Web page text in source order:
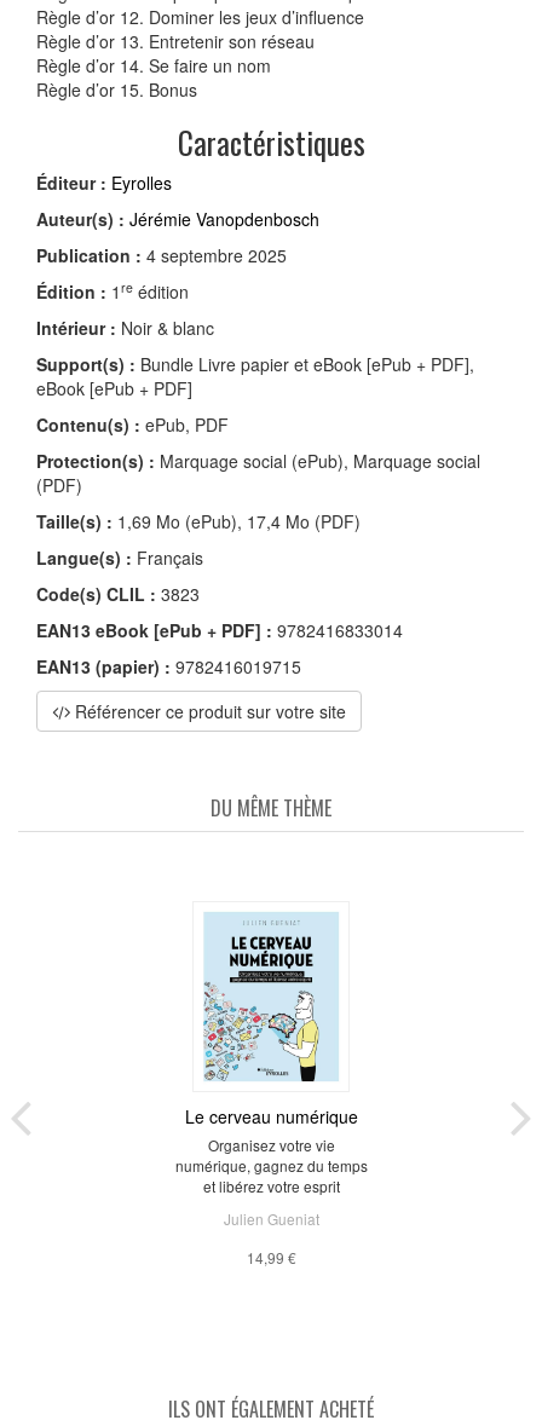
Règle d’or 12. Dominer les jeux d’influence
Règle d’or 13. Entretenir son réseau
Règle d’or 14. Se faire un nom
Règle d’or 15. Bonus
Caractéristiques
Éditeur : Eyrolles
Auteur(s) : Jérémie Vanopdenbosch
Publication : 4 septembre 2025
Édition : 1 re édition
Intérieur : Noir & blanc
Support(s) : Bundle Livre papier et eBook [ePub + PDF],
eBook [ePub + PDF]
Contenu(s) : ePub, PDF
Protection(s) : Marquage social (ePub), Marquage social
(PDF)
Taille(s) : 1,69 Mo (ePub), 17,4 Mo (PDF)
Langue(s) : Français
Code(s) CLIL : 3823
EAN13 eBook [ePub + PDF] : 9782416833014
EAN13 (papier) : 9782416019715
Référencer ce produit sur votre site
DU MÊME THÈME
Le cerveau numérique
Organisez votre vie
numérique, gagnez du temps
et libérez votre esprit
Julien Gueniat
14,99 €
ILS ONT ÉGALEMENT ACHETÉ